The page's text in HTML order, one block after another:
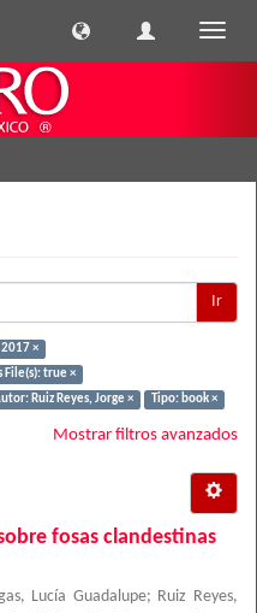
Ir
2017 ×
File(s): true ×
Ruiz Reyes, Jorge × Tipo: book ×
Mostrar filtros avanzados
fosas clandestinas
Lucía Guadalupe;
Ruiz Reyes,